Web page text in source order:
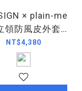
× plain-me
領防風皮外套｜
Faux-Leather
（25AW）
NT$4,380